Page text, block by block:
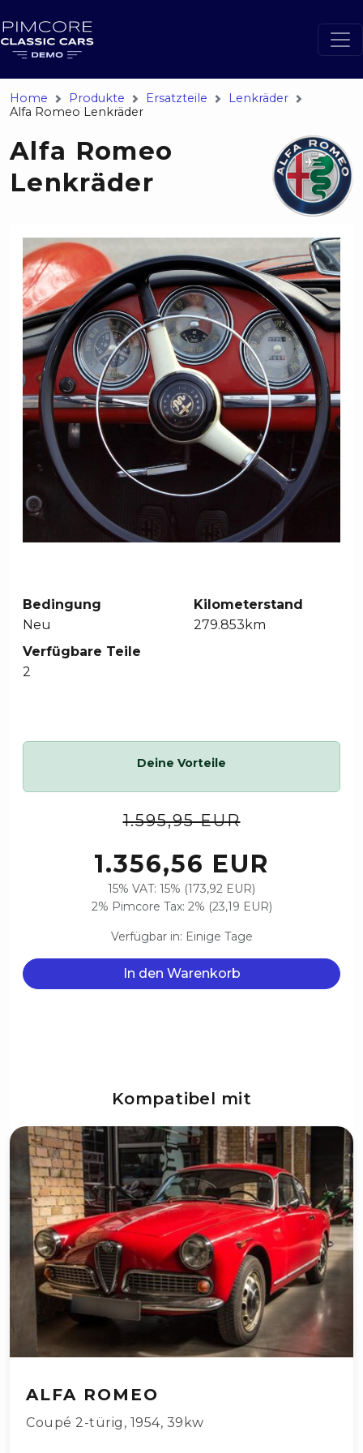
Home Produkte Ersatzteile
Lenkräder
Alfa Romeo Lenkräder
Alfa Romeo
Lenkräder
Bedingung
Neu
Kilometerstand
279.853km
Verfügbare Teile
2
Deine Vorteile
1.595,95 EUR
1.356,56 EUR
15% VAT: 15% (173,92 EUR)
2% Pimcore Tax: 2% (23,19 EUR)
Verfügbar in: Einige Tage
In den Warenkorb
Kompatibel mit
ALFA ROMEO
Coupé 2-türig , 1954, 39kw